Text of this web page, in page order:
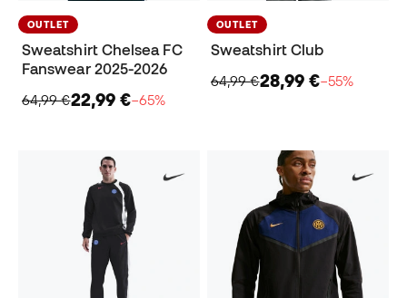
OUTLET
Sweatshirt Chelsea FC
Fanswear 2025-2026
64,99 €22,99 €−65%
OUTLET
Sweatshirt Club
64,99 €28,99 €−55%